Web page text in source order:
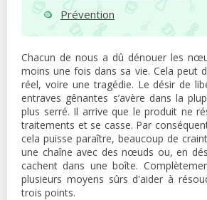
Prévention
Chacun de nous a dû dénouer les
moins une fois dans sa vie. Cela peut
réel, voire une tragédie. Le désir de
entraves gênantes s’avère dans la
plus serré. Il arrive que le produit ne
traitements et se casse. Par
cela puisse paraître, beaucoup de
une chaîne avec des nœuds ou, en
cachent dans une boîte.
plusieurs moyens sûrs d'aider à
trois points.